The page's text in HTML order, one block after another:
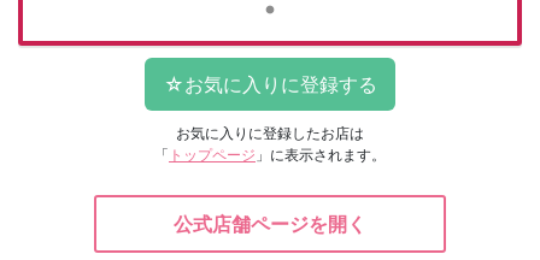
お気に入りに登録したお店は
「 トップページ 」に表示されます。
公式店舗ページを開く